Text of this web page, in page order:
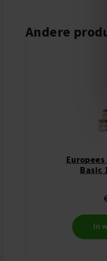
Andere
Basic
In